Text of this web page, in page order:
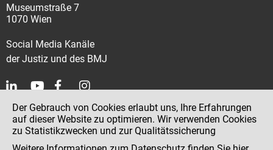
Museumstraße 7
1070 Wien
Social Media Kanäle
der Justiz und des BMJ
Kontakt
Impressum
Der Gebrauch von Cookies erlaubt uns, Ihre Erfahrungen
auf dieser Website zu optimieren. Wir verwenden Cookies
zu Statistikzwecken und zur Qualitätssicherung